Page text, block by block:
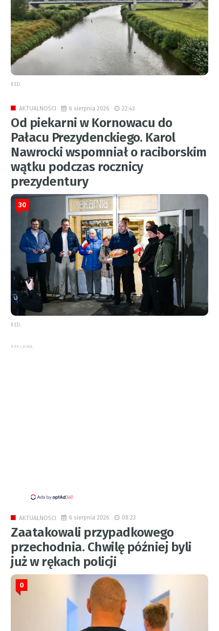
RED.
AKTUALNOŚCI 6 sierpnia 2026 22:43
Od piekarni w Kornowacu do
Pałacu Prezydenckiego. Karol
Nawrocki wspomniał o raciborskim
wątku podczas rocznicy
prezydentury
30
RED.
REKLAMA
AKTUALNOŚCI 6 sierpnia 2026 08:23
Zaatakowali przypadkowego
przechodnia. Chwilę później byli
już w rękach policji
0